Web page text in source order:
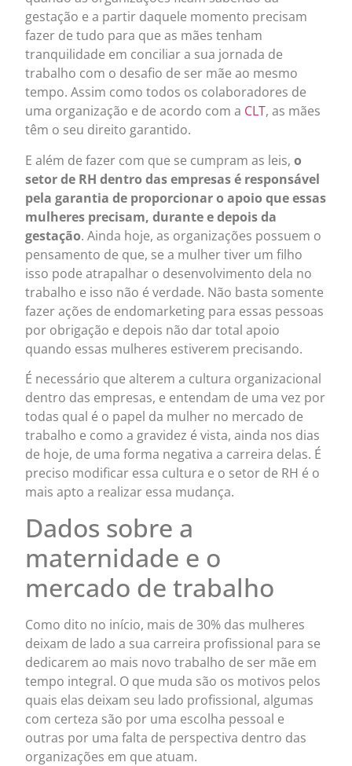
gestação e a partir daquele momento precisam
fazer de tudo para que as mães tenham
tranquilidade em conciliar a sua jornada de
trabalho com o desafio de ser mãe ao mesmo
tempo. Assim como todos os colaboradores de
uma organização e de acordo com a CLT, as mães
têm o seu direito garantido.
E além de fazer com que se cumpram as leis,o
setor de RH dentro das empresas é responsável
pela garantia de proporcionar o apoio que essas
mulheres precisam, durante e depois da
gestação. Ainda hoje, as organizações possuem o
pensamento de que, se a mulher tiver um filho
isso pode atrapalhar o desenvolvimento dela no
trabalho e isso não é verdade. Não basta somente
fazer ações de endomarketing para essas pessoas
por obrigação e depois não dar total apoio
quando essas mulheres estiverem precisando.
É necessário que alterem a cultura organizacional
dentro das empresas, e entendam de uma vez por
todas qual é o papel da mulher no mercado de
trabalho e como a gravidez é vista, ainda nos dias
de hoje, de uma forma negativa a carreira delas. É
preciso modificar essa cultura e o setor de RH é o
mais apto a realizar essa mudança.
Dados sobre a
maternidade e o
mercado de trabalho
Como dito no início, mais de 30% das mulheres
deixam de lado a sua carreira profissional para se
dedicarem ao mais novo trabalho de ser mãe em
tempo integral. O que muda são os motivos pelos
quais elas deixam seu lado profissional, algumas
com certeza são por uma escolha pessoal e
outras por uma falta de perspectiva dentro das
organizações em que atuam.